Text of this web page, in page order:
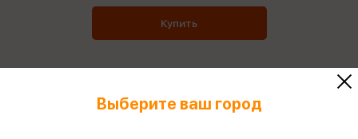
Купить
Все товары производителя
Выберите ваш город